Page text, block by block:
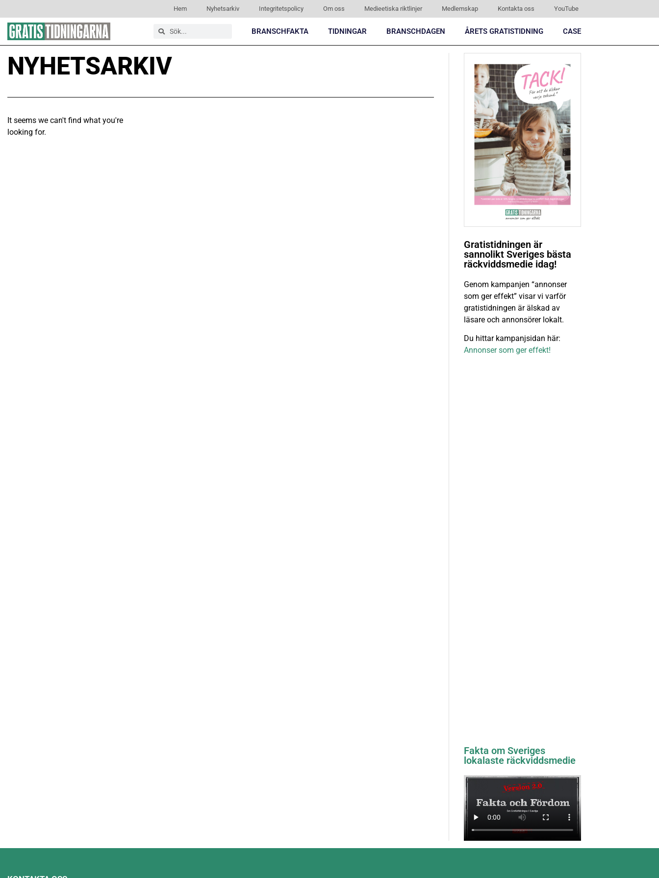
Hem Nyhetsarkiv Integritetspolicy Om oss Medieetiska riktlinjer Medlemskap Kontakta oss YouTube
BRANSCHFAKTA TIDNINGAR BRANSCHDAGEN ÅRETS GRATISTIDNING CASE
NYHETSARKIV
It seems we can't find what you're
looking for.
Gratistidningen är
sannolikt Sveriges bästa
räckviddsmedie idag!
Genom kampanjen “annonser
som ger effekt” visar vi varför
gratistidningen är älskad av
läsare och annonsörer lokalt.
Du hittar kampanjsidan här:
Annonser som ger effekt!
Fakta om Sveriges
lokalaste räckviddsmedie